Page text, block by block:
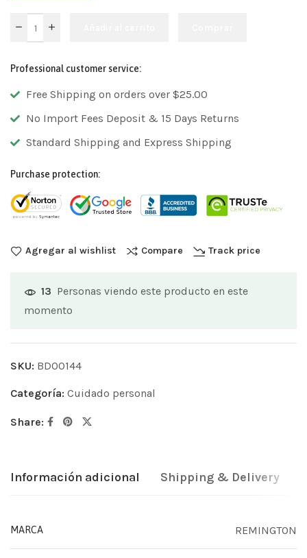
Professional customer service:
Free Shipping on orders over $25.00
No Import Fees Deposit & 15 Days Returns
Standard Shipping and Express Shipping
Purchase protection:
Agregar al wishlist Compare Track price
13 Personas viendo este producto en este
momento
SKU: BD00144
Categoría: Cuidado personal
Share:
Información adicional Shipping & Delivery
MARCA REMINGTON